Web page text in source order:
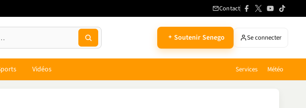
Contact
Soutenir Senego Se connecter
Vidéos Services Météo